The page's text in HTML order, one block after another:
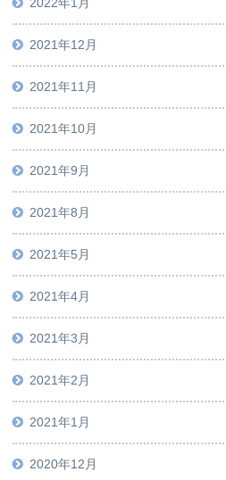
2021年12月
2021年11月
2021年10月
2021年9月
2021年8月
2021年5月
2021年4月
2021年3月
2021年2月
2021年1月
2020年12月